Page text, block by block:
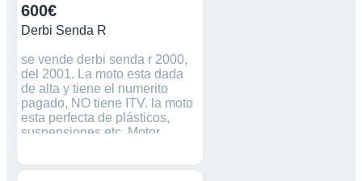
600€
Derbi Senda R
se vende derbi senda r 2000,
del 2001. La moto esta dada
de alta y tiene el numerito
pagado, NO tiene ITV. la moto
esta perfecta de plásticos,
suspensiones etc. Motor
sin estrenar, pero se le debería